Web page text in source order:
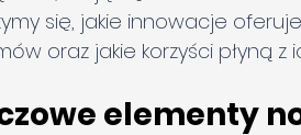
się, jakie innowacje
oraz jakie korzyści płyną z
elementy